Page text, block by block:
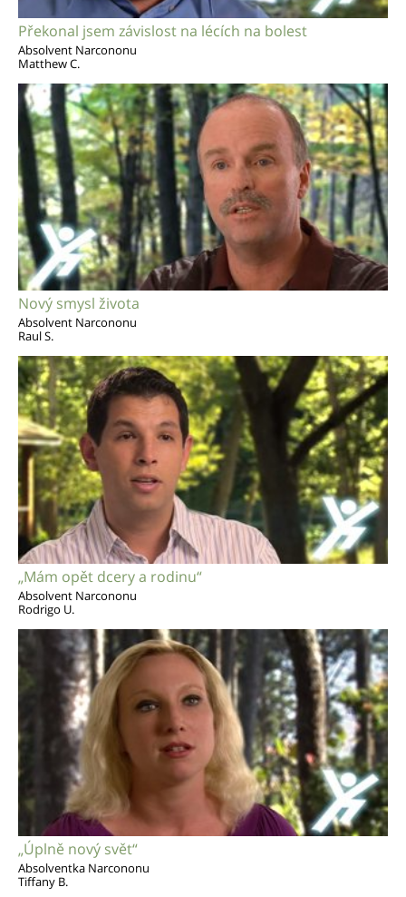
Překonal jsem závislost na lécích na bolest
Absolvent Narcononu
Matthew C.
Nový smysl života
Absolvent Narcononu
Raul S.
„Mám opět dcery a rodinu“
Absolvent Narcononu
Rodrigo U.
„Úplně nový svět“
Absolventka Narcononu
Tiffany B.